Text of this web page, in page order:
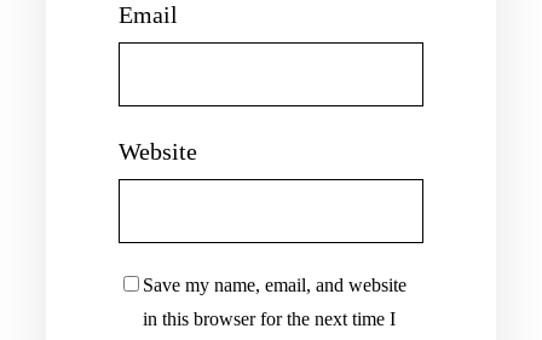
Email
Website
Save my name, email, and website
in this browser for the next time I